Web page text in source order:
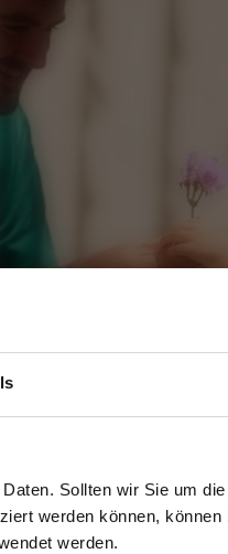
Sollten wir Sie um
werden können,
werden.
No, stay here